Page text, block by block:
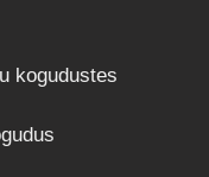
kogudustes